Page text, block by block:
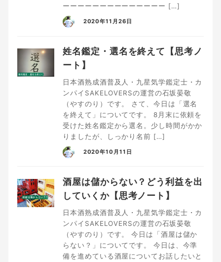
ーーーーーーーーーーーーーー […]
2020年11月26日
姓名鑑定・選名を終えて【思考ノ
ート】
日本酒熟成酒普及人・九星気学鑑定士・カ
ンパイSAKELOVERSの運営の石坂晏敬
（やすのり）です。 さて、今日は「選名
を終えて」についてです。 8月末に依頼を
受けた姓名鑑定から選名。少し時間がかか
りましたが、しっかり名前 […]
2020年10月11日
酒屋は儲からない？どう利益を出
していくか【思考ノート】
日本酒熟成酒普及人・九星気学鑑定士・カ
ンパイSAKELOVERSの運営の石坂晏敬
（やすのり）です。 今日は「酒屋は儲か
らない？」についてです。 今日は、今準
備を進めている酒屋についてお話したいと